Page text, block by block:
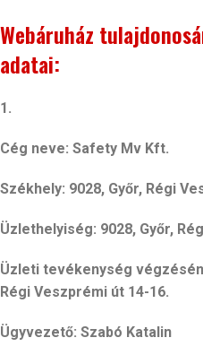
Webáruház
adatai:
1.
Cég neve: Safety Mv Kft.
Székhely: 9028, Győr, Régi
Üzlethelyiség: 9028, Győr,
Üzleti tevékenység
Régi Veszprémi út 14-16.
Ügyvezető: Szabó Katalin